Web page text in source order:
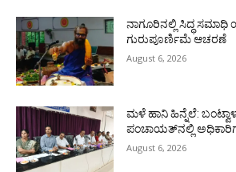
ನಾಗೂರಿನಲ್ಲಿ ಸಿದ್ಧ
ಗುರುಪೂರ್ಣಿಮೆ ಆಚರಣೆ
August 6, 2026
ಮಳೆ ಹಾನಿ ಹಿನ್ನೆಲೆ:
ಪಂಚಾಯತ್‌ನಲ್ಲಿ
August 6, 2026